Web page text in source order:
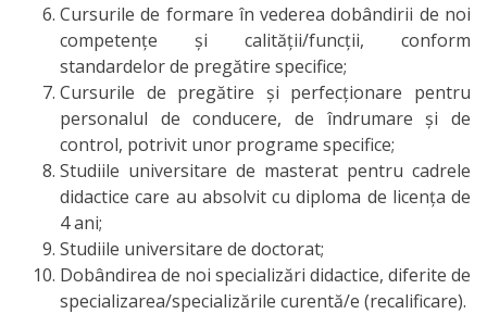
Cursurile de formare în vederea dobândirii de noi
competenţe şi calităţii/funcţii, conform
standardelor de pregătire specifice;
Cursurile de pregătire şi perfecţionare pentru
personalul de conducere, de îndrumare şi de
control, potrivit unor programe specifice;
Studiile universitare de masterat pentru cadrele
didactice care au absolvit cu diploma de licenţa de
4 ani;
Studiile universitare de doctorat;
Dobândirea de noi specializări didactice, diferite de
specializarea/specializările curentă/e (recalificare).